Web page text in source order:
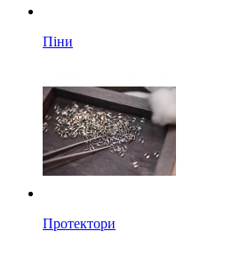
Піни
Протектори